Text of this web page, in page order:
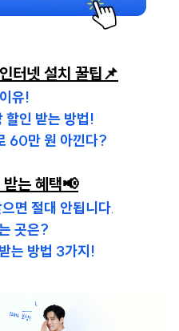
터넷 설치 꿀팁📌
유!
인 받는 방법!
60만 원 아낀다?
받는 혜택📢
면 절대 안됩니다.
곳은?
는 방법 3가지!